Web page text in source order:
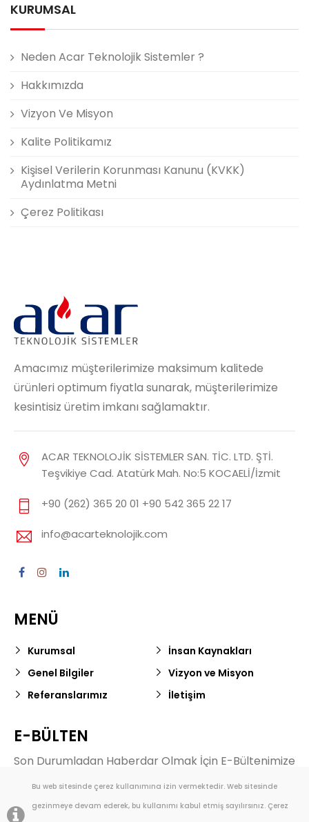
Bu web sitesinde çerez kullanımına izin vermektedir. Web sitesinde
gezinmeye devam ederek, bu kullanımı kabul etmiş sayılırsınız. Çerez
KURUMSAL
Neden Acar Teknolojik Sistemler ?
Hakkımızda
Vizyon Ve Misyon
Kalite Politikamız
Kişisel Verilerin Korunması Kanunu (KVKK)
Aydınlatma Metni
Çerez Politikası
Amacımız müşterilerimize maksimum kalitede
ürünleri optimum fiyatla sunarak, müşterilerimize
kesintisiz üretim imkanı sağlamaktır.
ACAR TEKNOLOJİK SİSTEMLER SAN. TİC. LTD. ŞTİ.
Teşvikiye Cad. Atatürk Mah. No:5 KOCAELİ/İzmit
+90 (262) 365 20 01 +90 542 365 22 17
info@acarteknolojik.com
MENÜ
Kurumsal
İnsan Kaynakları
Genel Bilgiler
Vizyon ve Misyon
Referanslarımız
İletişim
E-BÜLTEN
Son Durumladan Haberdar Olmak İçin E-Bültenimize
Abone Olun.